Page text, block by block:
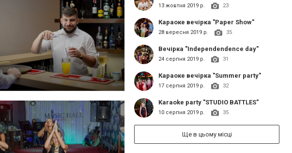
13 жовтня 2019 р. 23
Караоке вечірка "Paper Show"
28 вересня 2019 р. 35
Вечірка "Independendence day"
24 серпня 2019 р. 31
Караоке вечірка "Summer party"
17 серпня 2019 р. 32
Karaoke party "STUDIO BATTLES"
10 серпня 2019 р. 35
Ще в цьому місці